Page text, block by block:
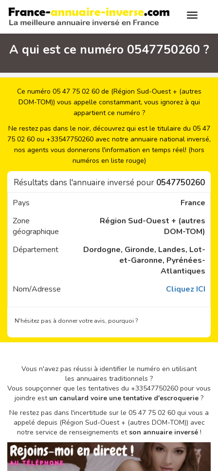
A qui est ce numéro 0547750260 ?
Ce numéro 05 47 75 02 60 de (Région Sud-Ouest + (autres
DOM-TOM)) vous appelle constammant, vous ignorez à qui
appartient ce numéro ?
Ne restez pas dans le noir, découvrez qui est le titulaire du 05 47
75 02 60 ou +33547750260 avec notre annuaire national inversé,
nos agents vous donnerons l'information en temps réel! (hors
numéros en liste rouge)
Résultats dans l'annuaire inversé pour 0547750260
Pays
France
Zone
géographique
Région Sud-Ouest + (autres
DOM-TOM)
Département
Dordogne, Gironde, Landes, Lot-
et-Garonne, Pyrénées-
Atlantiques
Nom/Adresse
Cliquez ICI
N'hésitez pas à donner votre avis, pourquoi ?
Vous n'avez pas réussi à identifier le numéro en utilisant
les annuaires traditionnels ?
Vous soupçonner que les tentatives du +33547750260 pour vous
joindre est un canulard voire une tentative d'escroquerie ?
Ne restez pas dans l'incertitude sur le 05 47 75 02 60 qui vous a
appelé depuis (Région Sud-Ouest + (autres DOM-TOM)) avec
notre service de renseignements et son annuaire inversé!